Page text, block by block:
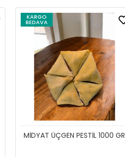
KARGO
BEDAVA
MİDYAT ÜÇGEN PESTİL 1000 GR